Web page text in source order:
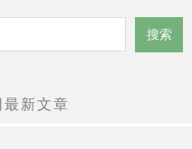
搜索
最新文章